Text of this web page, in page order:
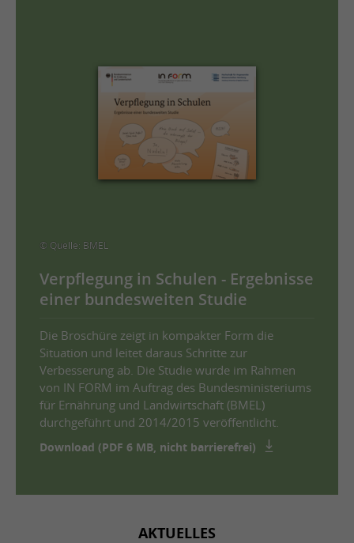
© Quelle: BMEL
Verpflegung in Schulen - Ergebnisse
einer bundesweiten Studie
Die Broschüre zeigt in kompakter Form die
Situation und leitet daraus Schritte zur
Verbesserung ab. Die Studie wurde im Rahmen
von IN FORM im Auftrag des Bundesministeriums
für Ernährung und Landwirtschaft (BMEL)
durchgeführt und 2014/2015 veröffentlicht.
Download (PDF 6 MB, nicht barrierefrei)
AKTUELLES